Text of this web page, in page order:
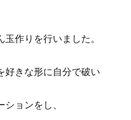
作りを行いました。
好きな形に自分で破い
ョンをし、